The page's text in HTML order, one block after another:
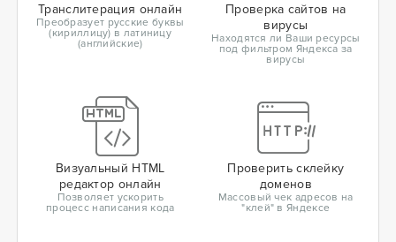
Транслитерация онлайн
Преобразует русские буквы
(кириллицу) в латиницу
(английские)
Проверка сайтов на
вирусы
Находятся ли Ваши ресурсы
под фильтром Яндекса за
вирусы
Визуальный HTML
редактор онлайн
Позволяет ускорить
процесс написания кода
Проверить склейку
доменов
Массовый чек адресов на
"клей" в Яндексе